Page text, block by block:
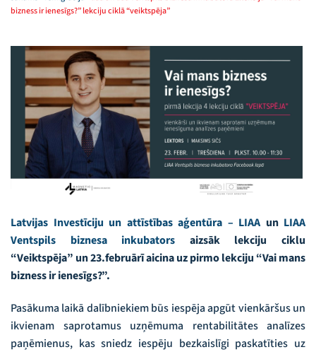
bizness ir ienesīgs?” lekciju ciklā “veiktspēja”
Latvijas Investīciju un attīstības aģentūra – LIAAun LIAA
Ventspils biznesa inkubators aizsāk lekciju ciklu
“Veiktspēja” un 23.februārī aicina uz pirmo lekciju “Vai mans
bizness ir ienesīgs?”.
Pasākuma laikā dalībniekiem būs iespēja apgūt vienkāršus un
ikvienam saprotamus uzņēmuma rentabilitātes analīzes
paņēmienus, kas sniedz iespēju bezkaislīgi paskatīties uz